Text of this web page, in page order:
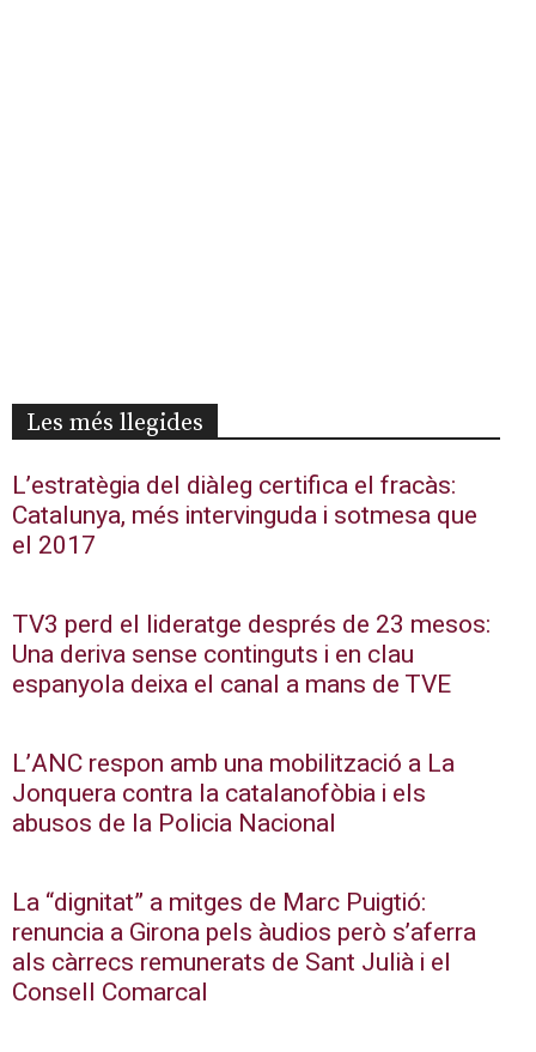
Les més llegides
L’estratègia del diàleg certifica el fracàs:
Catalunya, més intervinguda i sotmesa que
el 2017
TV3 perd el lideratge després de 23 mesos:
Una deriva sense continguts i en clau
espanyola deixa el canal a mans de TVE
L’ANC respon amb una mobilització a La
Jonquera contra la catalanofòbia i els
abusos de la Policia Nacional
La “dignitat” a mitges de Marc Puigtió:
renuncia a Girona pels àudios però s’aferra
als càrrecs remunerats de Sant Julià i el
Consell Comarcal